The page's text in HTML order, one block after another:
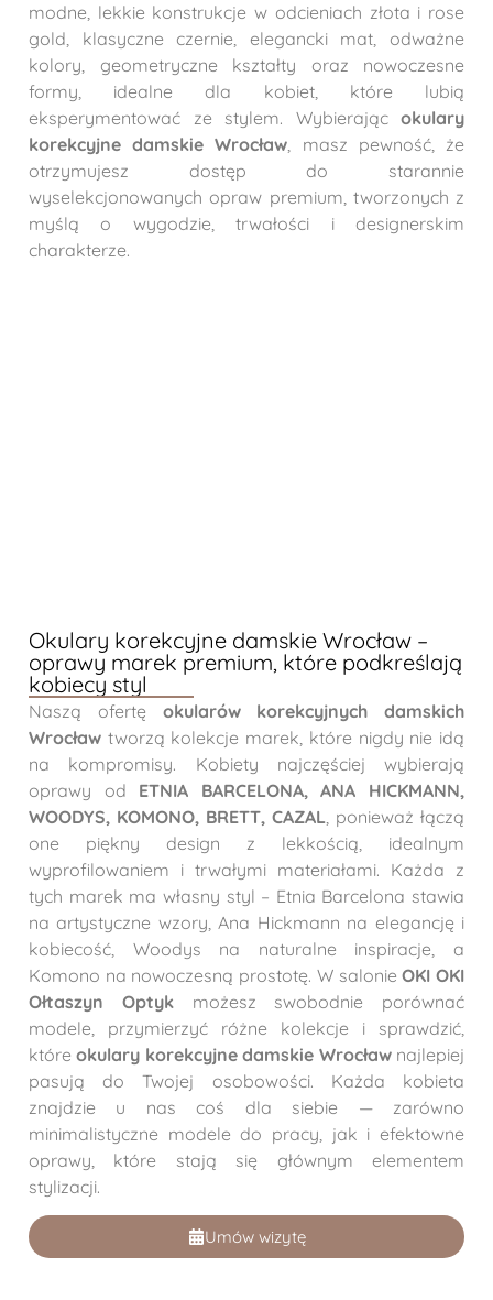
modne, lekkie konstrukcje w odcieniach złota i rose
gold, klasyczne czernie, elegancki mat, odważne
kolory, geometryczne kształty oraz nowoczesne
formy, idealne dla kobiet, które lubią
eksperymentować ze stylem. Wybierając okulary
korekcyjne damskie Wrocław, masz pewność, że
otrzymujesz dostęp do starannie
wyselekcjonowanych opraw premium, tworzonych z
myślą o wygodzie, trwałości i designerskim
charakterze.
Okulary korekcyjne damskie Wrocław –
oprawy marek premium, które podkreślają
kobiecy styl
Naszą ofertę okularów korekcyjnych damskich
Wrocław tworzą kolekcje marek, które nigdy nie idą
na kompromisy. Kobiety najczęściej wybierają
oprawy od ETNIA BARCELONA, ANA HICKMANN,
WOODYS, KOMONO, BRETT, CAZAL , ponieważ łączą
one piękny design z lekkością, idealnym
wyprofilowaniem i trwałymi materiałami. Każda z
tych marek ma własny styl – Etnia Barcelona stawia
na artystyczne wzory, Ana Hickmann na elegancję i
kobiecość, Woodys na naturalne inspiracje, a
Komono na nowoczesną prostotę. W salonieOKI OKI
Ołtaszyn Optykmożesz swobodnie porównać
modele, przymierzyć różne kolekcje i sprawdzić,
któreokulary korekcyjne damskie Wrocławnajlepiej
pasują do Twojej osobowości. Każda kobieta
znajdzie u nas coś dla siebie — zarówno
minimalistyczne modele do pracy, jak i efektowne
oprawy, które stają się głównym elementem
stylizacji.
Umów wizytę